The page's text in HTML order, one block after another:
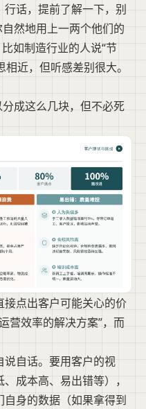
话，提前了解一下，别
然地用上一两个他们的
如制造行业的人说“节
近，但听感差别很大。
成这么几块，但不必死
接点出客户可能关心的价
营效率的解决方案”，而
说自话。要用客户的视
成本高、易出错等），
身的数据（如果拿得到